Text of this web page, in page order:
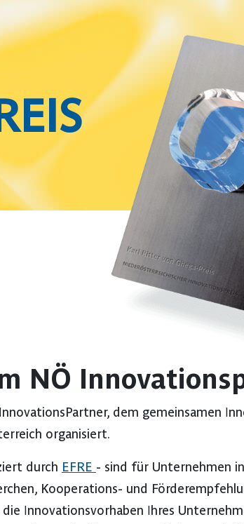
NÖ
dem gemeinsamen
organisiert.
durch EFRE - sind für Unternehmen
Kooperations- und
Innovationsvorhaben Ihres